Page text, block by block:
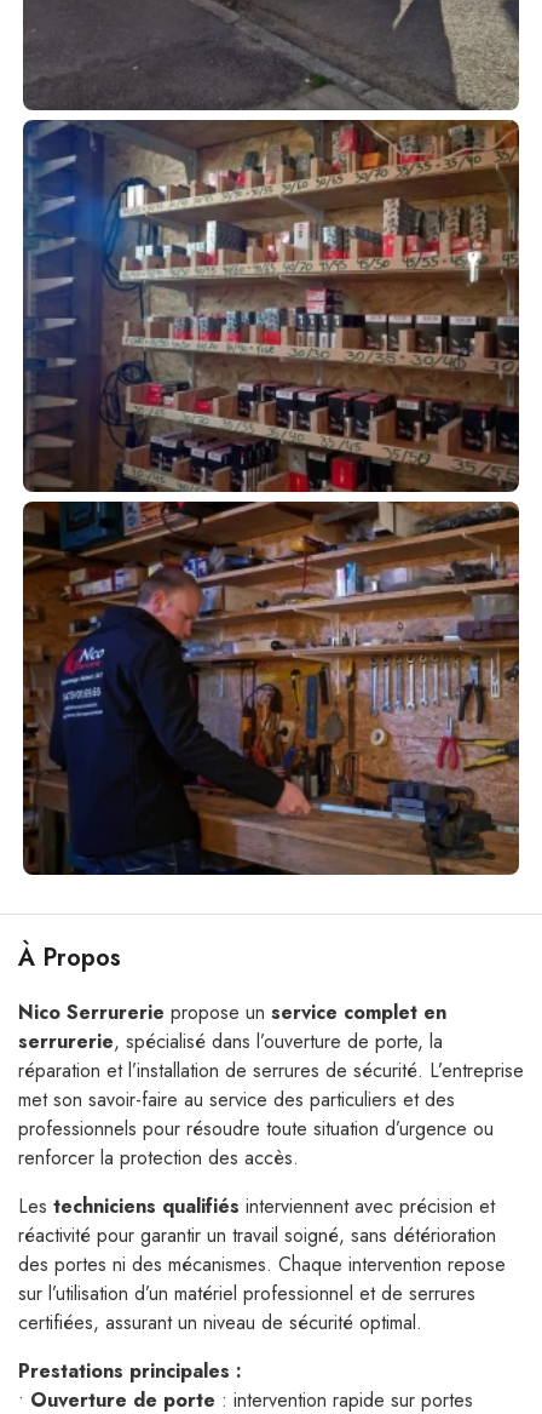
À Propos
Nico Serrurerie propose un service complet en
serrurerie, spécialisé dans l’ouverture de porte, la
réparation et l’installation de serrures de sécurité. L’entreprise
met son savoir-faire au service des particuliers et des
professionnels pour résoudre toute situation d’urgence ou
renforcer la protection des accès.
Les techniciens qualifiés interviennent avec précision et
réactivité pour garantir un travail soigné, sans détérioration
des portes ni des mécanismes. Chaque intervention repose
sur l’utilisation d’un matériel professionnel et de serrures
certifiées, assurant un niveau de sécurité optimal.
Prestations principales :
• Ouverture de porte : intervention rapide sur portes